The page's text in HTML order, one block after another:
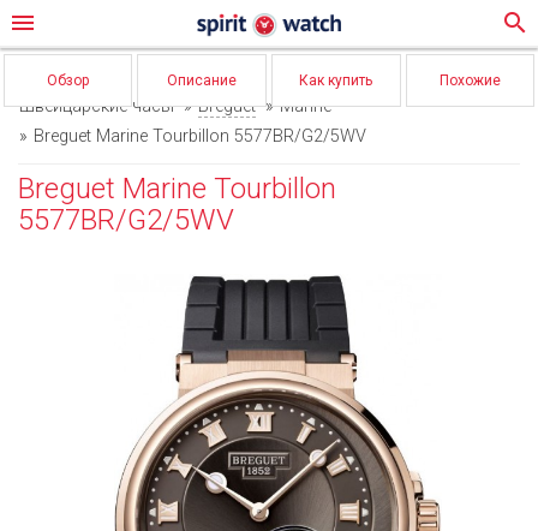
menu search
Обзор Описание Как купить Похожие
Швейцарские часы Breguet
Marine
Breguet Marine Tourbillon 5577BR/G2/5WV
Breguet Marine Tourbillon
5577BR/G2/5WV